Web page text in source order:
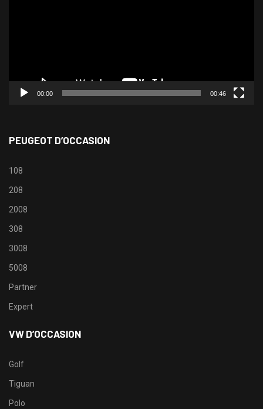
00:00 00:46
PEUGEOT D’OCCASION
108
208
2008
308
3008
5008
Partner
Expert
VW D’OCCASION
Golf
Tiguan
Polo